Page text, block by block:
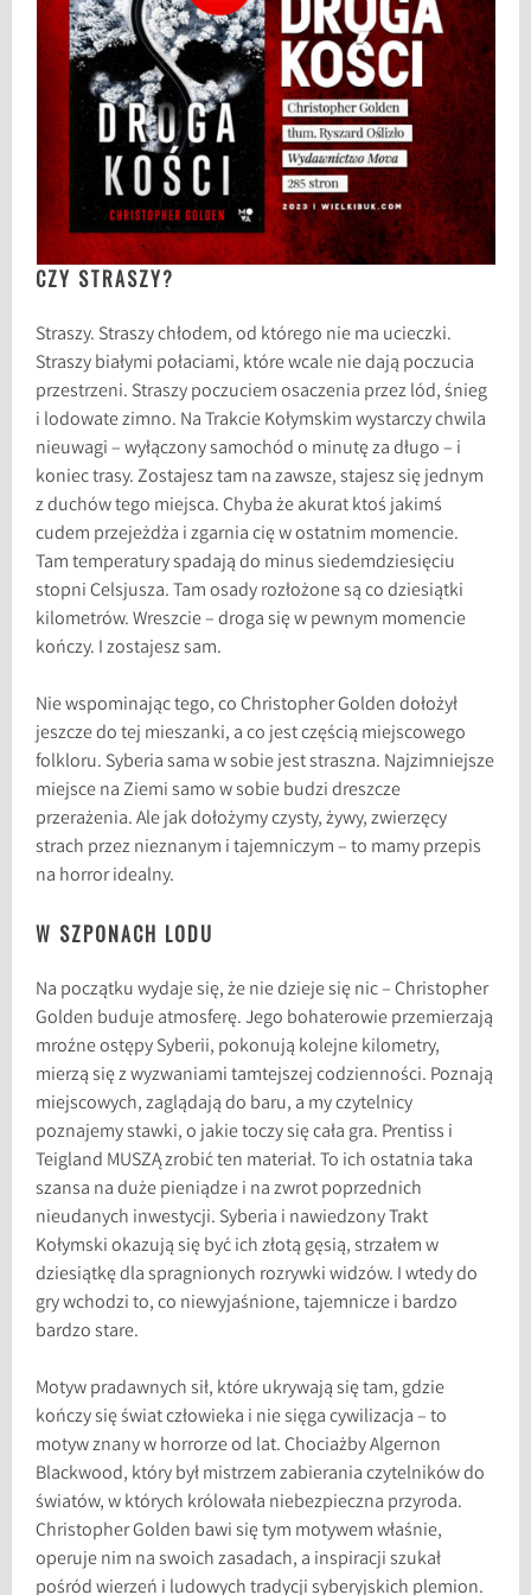
CZY STRASZY?
Straszy. Straszy chłodem, od którego nie ma ucieczki.
Straszy białymi połaciami, które wcale nie dają poczucia
przestrzeni. Straszy poczuciem osaczenia przez lód, śnieg
i lodowate zimno. Na Trakcie Kołymskim wystarczy chwila
nieuwagi – wyłączony samochód o minutę za długo – i
koniec trasy. Zostajesz tam na zawsze, stajesz się jednym
z duchów tego miejsca. Chyba że akurat ktoś jakimś
cudem przejeżdża i zgarnia cię w ostatnim momencie.
Tam temperatury spadają do minus siedemdziesięciu
stopni Celsjusza. Tam osady rozłożone są co dziesiątki
kilometrów. Wreszcie – droga się w pewnym momencie
kończy. I zostajesz sam.
Nie wspominając tego, co Christopher Golden dołożył
jeszcze do tej mieszanki, a co jest częścią miejscowego
folkloru. Syberia sama w sobie jest straszna. Najzimniejsze
miejsce na Ziemi samo w sobie budzi dreszcze
przerażenia. Ale jak dołożymy czysty, żywy, zwierzęcy
strach przez nieznanym i tajemniczym – to mamy przepis
na horror idealny.
W SZPONACH LODU
Na początku wydaje się, że nie dzieje się nic – Christopher
Golden buduje atmosferę. Jego bohaterowie przemierzają
mroźne ostępy Syberii, pokonują kolejne kilometry,
mierzą się z wyzwaniami tamtejszej codzienności. Poznają
miejscowych, zaglądają do baru, a my czytelnicy
poznajemy stawki, o jakie toczy się cała gra. Prentiss i
Teigland MUSZĄ zrobić ten materiał. To ich ostatnia taka
szansa na duże pieniądze i na zwrot poprzednich
nieudanych inwestycji. Syberia i nawiedzony Trakt
Kołymski okazują się być ich złotą gęsią, strzałem w
dziesiątkę dla spragnionych rozrywki widzów. I wtedy do
gry wchodzi to, co niewyjaśnione, tajemnicze i bardzo
bardzo stare.
Motyw pradawnych sił, które ukrywają się tam, gdzie
kończy się świat człowieka i nie sięga cywilizacja – to
motyw znany w horrorze od lat. Chociażby Algernon
Blackwood, który był mistrzem zabierania czytelników do
światów, w których królowała niebezpieczna przyroda.
Christopher Golden bawi się tym motywem właśnie,
operuje nim na swoich zasadach, a inspiracji szukał
pośród wierzeń i ludowych tradycji syberyjskich plemion.